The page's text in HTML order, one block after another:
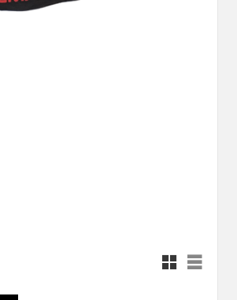
Rutnätsvy
Listvy